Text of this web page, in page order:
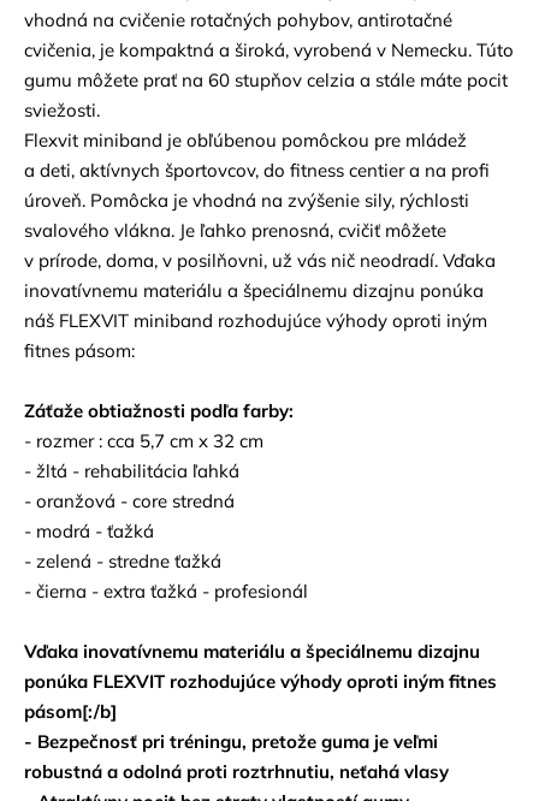
vhodná na cvičenie rotačných pohybov, antirotačné
cvičenia, je kompaktná a široká, vyrobená v Nemecku. Túto
gumu môžete prať na 60 stupňov celzia a stále máte pocit
sviežosti.
Flexvit miniband je obľúbenou pomôckou pre mládež
a deti, aktívnych športovcov, do fitness centier a na profi
úroveň. Pomôcka je vhodná na zvýšenie sily, rýchlosti
svalového vlákna. Je ľahko prenosná, cvičiť môžete
v prírode, doma, v posilňovni, už vás nič neodradí. Vďaka
inovatívnemu materiálu a špeciálnemu dizajnu ponúka
náš FLEXVIT miniband rozhodujúce výhody oproti iným
fitnes pásom:
Záťaže obtiažnosti podľa farby:
- rozmer : cca 5,7 cm x 32 cm
- žltá - rehabilitácia ľahká
- oranžová - core stredná
- modrá - ťažká
- zelená - stredne ťažká
- čierna - extra ťažká - profesionál
Vďaka inovatívnemu materiálu a špeciálnemu dizajnu
ponúka FLEXVIT rozhodujúce výhody oproti iným fitnes
pásom[:/b]
- Bezpečnosť pri tréningu, pretože guma je veľmi
robustná a odolná proti roztrhnutiu, neťahá vlasy